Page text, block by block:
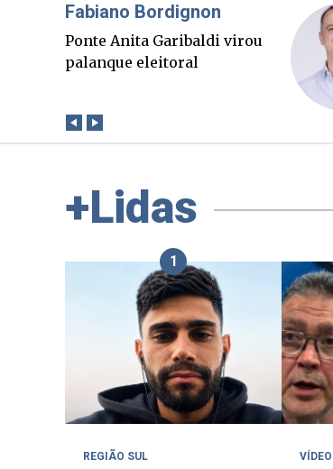
Misael Elias
O Boato corre mais rápido
que a verdade. Mas quem
+Lidas
1
REGIÃO SUL